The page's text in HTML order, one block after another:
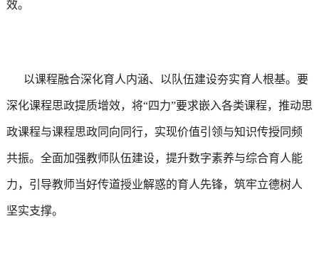
效。
以课程融合深化育人内涵、以队伍建设夯实育人根基。要
深化课程思政提质增效，将“四力”要求嵌入各类课程，推动思
政课程与课程思政同向同行，实现价值引领与知识传授同频
共振。全面加强教师队伍建设，提升数字素养与综合育人能
力，引导教师当好传道授业解惑的育人先锋，筑牢立德树人
坚实支撑。